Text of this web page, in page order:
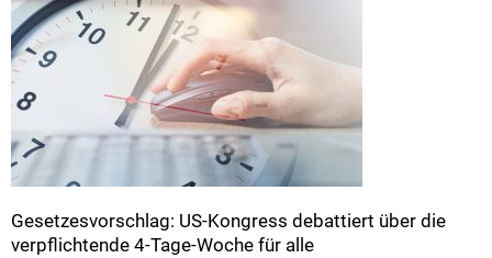
Gesetzesvorschlag: US-Kongress debattiert über die
verpflichtende 4-Tage-Woche für alle